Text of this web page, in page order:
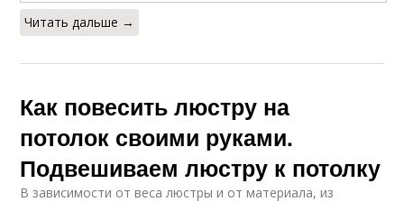
Читать дальше →
Как повесить люстру на
потолок своими руками.
Подвешиваем люстру к потолку
В зависимости от веса люстры и от материала, из